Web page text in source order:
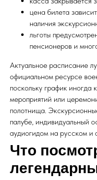
цена билета
наличия
льготы
пенсионеров и
Актуальное расписание
официальном ресурсе
поскольку график иногда
мероприятий или
полотнища.
палубе, индивидуальный
аудиогидом на русском и
Что